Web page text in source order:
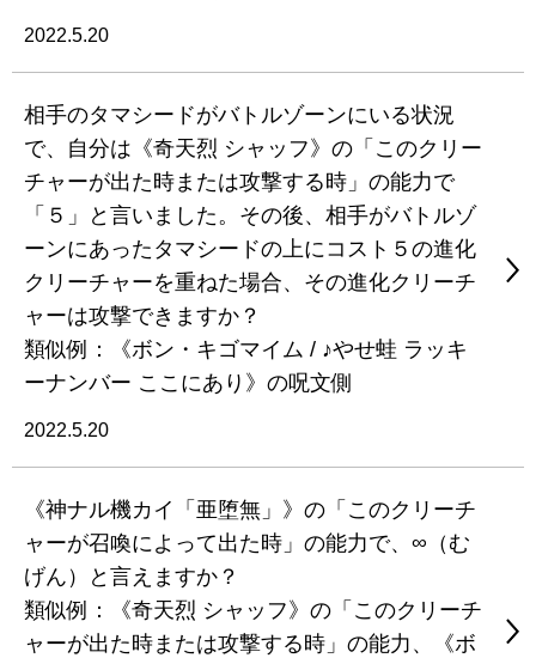
2022.5.20
相手のタマシードがバトルゾーンにいる状況
で、自分は《奇天烈 シャッフ》の「このクリー
チャーが出た時または攻撃する時」の能力で
「５」と言いました。その後、相手がバトルゾ
ーンにあったタマシードの上にコスト５の進化
クリーチャーを重ねた場合、その進化クリーチ
ャーは攻撃できますか？
類似例：《ボン・キゴマイム / ♪やせ蛙 ラッキ
ーナンバー ここにあり》の呪文側
2022.5.20
《神ナル機カイ「亜堕無」》の「このクリーチ
ャーが召喚によって出た時」の能力で、∞（む
げん）と言えますか？
類似例：《奇天烈 シャッフ》の「このクリーチ
ャーが出た時または攻撃する時」の能力、《ボ